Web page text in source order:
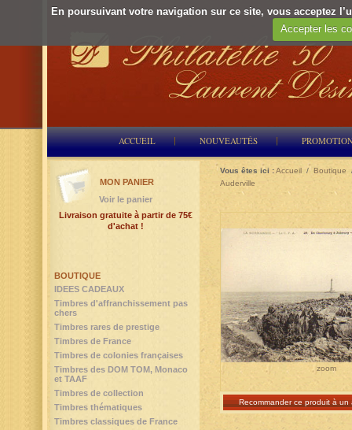
En poursuivant votre navigation sur ce site, vous acceptez
Accepter les
ACCUEIL NOUVEAUTÉS
Vous êtes ici :Accueil / Boutique
Auderville
zoom
Recommander ce produit à un
BOUTIQUE
IDEES CADEAUX
Timbres d'affranchissement pas
chers
Timbres rares de prestige
Timbres de France
Timbres de colonies françaises
Timbres des DOM TOM, Monaco
et TAAF
Timbres de collection
Timbres thématiques
Timbres classiques de France
MON PANIER
Voir le panier
Livraison gratuite à partir de 75€
d'achat !